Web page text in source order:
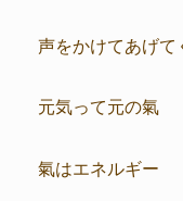
声をかけてあげて
元気って元の氣
氣はエネルギー